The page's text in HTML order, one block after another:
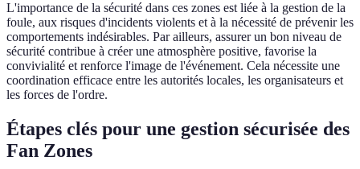
L'importance de la sécurité dans ces zones est liée à la gestion de la
foule, aux risques d'incidents violents et à la nécessité de prévenir les
comportements indésirables. Par ailleurs, assurer un bon niveau de
sécurité contribue à créer une atmosphère positive, favorise la
convivialité et renforce l'image de l'événement. Cela nécessite une
coordination efficace entre les autorités locales, les organisateurs et
les forces de l'ordre.
Étapes clés pour une gestion sécurisée des
Fan Zones